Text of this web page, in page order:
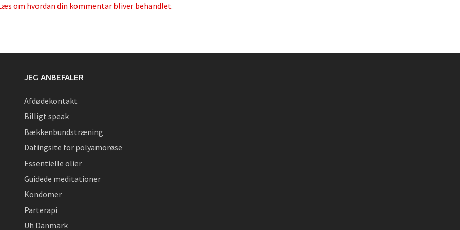
om hvordan din kommentar bliver behandlet.
JEG ANBEFALER
Afdødekontakt
Billigt speak
Bækkenbundstræning
Datingsite for polyamorøse
Essentielle olier
Guidede meditationer
Kondomer
Parterapi
Uh Danmark